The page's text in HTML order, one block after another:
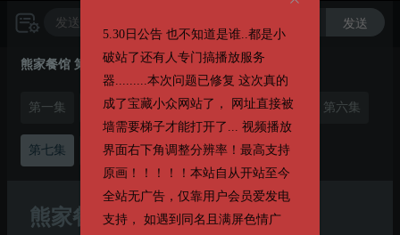
5.30日公告 也不知道是谁..都是小
破站了还有人专门搞播放服务
器.........本次问题已修复 这次真的
成了宝藏小众网站了， 网址直接被
墙需要梯子才能打开了... 视频播放
界面右下角调整分辨率！最高支持
原画！！！！！本站自从开站至今
全站无广告，仅靠用户会员爱发电
支持， 如遇到同名且满屏色情广
发送
熊家餐馆 第二季
第一集 第二集 第三集 第四集 第五集 第六集
第七集 第八集 第九集 第十集
熊家餐馆 第二季 第7集